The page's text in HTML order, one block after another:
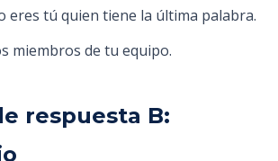
eres tú quien tiene la última palabra.
miembros de tu equipo.
respuesta B: